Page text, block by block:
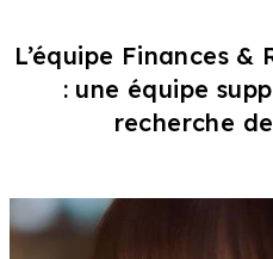
L’équipe Finances &
: une équipe
recherche